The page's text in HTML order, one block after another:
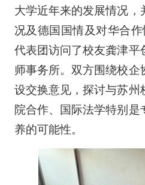
大学近年来的发展情况，
况及德国国情及对华合作
代表团访问了校友龚津平
师事务所。双方围绕校企
设交换意见，探讨与苏州
院合作、国际法学特别是
养的可能性。